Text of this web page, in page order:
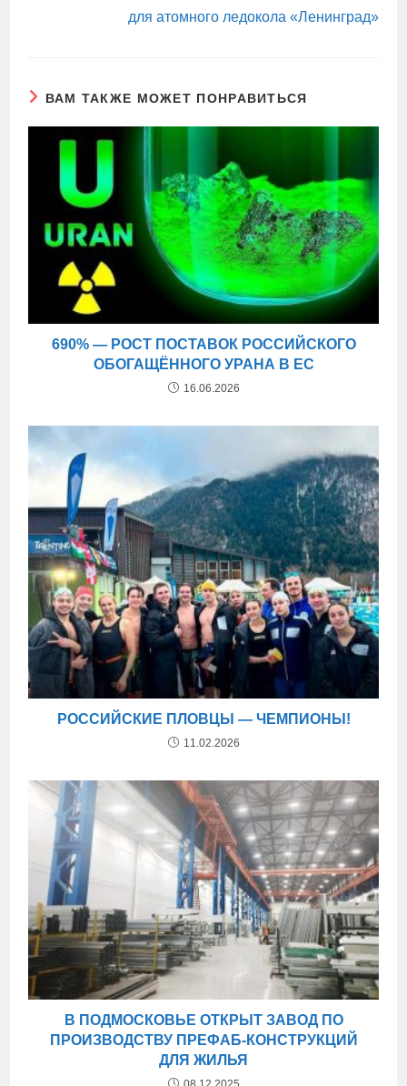
для атомного ледокола «Ленинград»
ВАМ ТАКЖЕ МОЖЕТ ПОНРАВИТЬСЯ
690% — РОСТ ПОСТАВОК РОССИЙСКОГО
ОБОГАЩЁННОГО УРАНА В ЕС
16.06.2026
РОССИЙСКИЕ ПЛОВЦЫ — ЧЕМПИОНЫ!
11.02.2026
В ПОДМОСКОВЬЕ ОТКРЫТ ЗАВОД ПО
ПРОИЗВОДСТВУ ПРЕФАБ-КОНСТРУКЦИЙ
ДЛЯ ЖИЛЬЯ